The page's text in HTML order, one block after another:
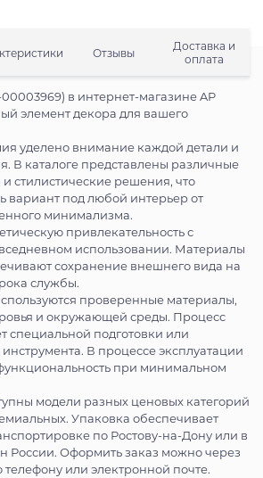
Отзывы
Доставка и
оплата
в интернет-магазине AP
элемент декора для вашего
уделено внимание каждой детали и
В каталоге представлены различные
стилистические решения, что
вариант под любой интерьер от
минимализма.
привлекательность с
использовании. Материалы
сохранение внешнего вида на
службы.
проверенные материалы,
и окружающей среды. Процесс
специальной подготовки или
В процессе эксплуатации
при минимальном
модели разных ценовых категорий
Упаковка обеспечивает
по Ростову-на-Дону или в
России. Оформить заказ можно через
телефону или электронной почте.